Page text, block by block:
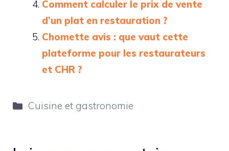
Comment calculer le prix de vente
d’un plat en restauration ?
Chomette avis : que vaut cette
plateforme pour les restaurateurs
et CHR ?
Catégories
Cuisine et gastronomie